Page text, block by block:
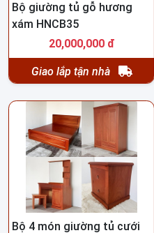
Bộ giường tủ gỗ hương
xám HNCB35
20,000,000 đ
Giao lắp tận nhà
Bộ 4 món giường tủ cưới